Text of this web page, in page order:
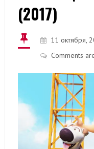
(2017)
11 октября,
Comments